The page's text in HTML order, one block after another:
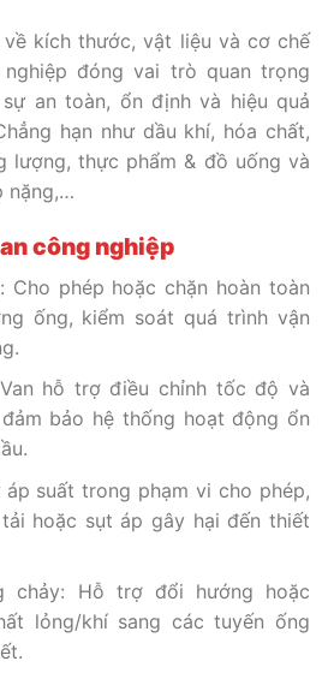
kích thước, vật liệu và cơ chế
đóng vai trò quan trọng
an toàn, ổn định và hiệu quả
hạn như dầu khí, hóa chất,
lượng, thực phẩm & đồ uống và
nặng,…
công nghiệp
Cho phép hoặc chặn hoàn toàn
ống, kiểm soát quá trình vận
hỗ trợ điều chỉnh tốc độ và
bảo hệ thống hoạt động ổn
suất trong phạm vi cho phép,
hoặc sụt áp gây hại đến thiết
chảy: Hỗ trợ đổi hướng hoặc
lỏng/khí sang các tuyến ống